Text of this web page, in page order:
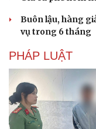
Buôn lậu, hàng
vụ trong 6 tháng
PHÁP LUẬT